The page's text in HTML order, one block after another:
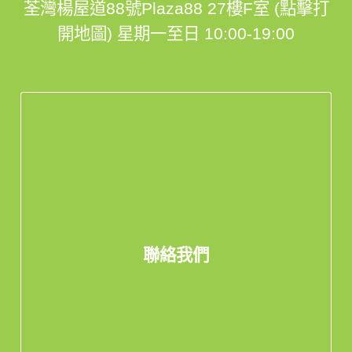
荃灣楊屋道88號Plaza88 27樓F室 (點擊打
開地圖) 星期一至日 10:00-19:00
聯絡我們